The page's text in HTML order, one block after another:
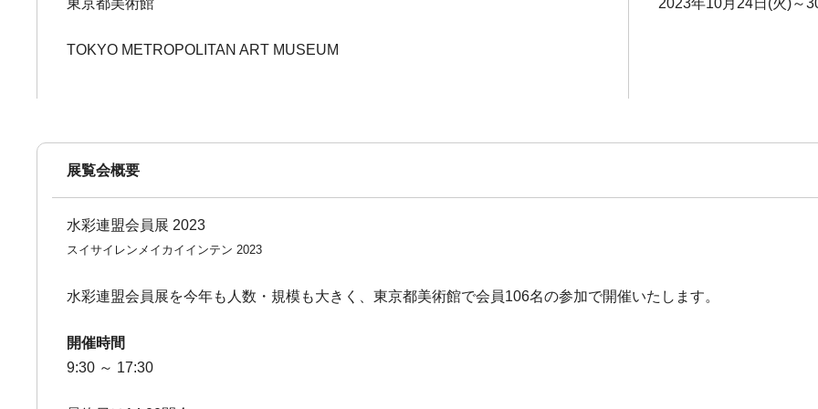
東京都美術館
TOKYO METROPOLITAN ART MUSEUM
2023年10月24日(火)～
展覧会概要
水彩連盟会員展 2023
スイサイレンメイカイインテン 2023
水彩連盟会員展を今年も人数・規模も大きく、東京都美術館で会員106名の参加で開催いたします。
開催時間
9:30 ～ 17:30